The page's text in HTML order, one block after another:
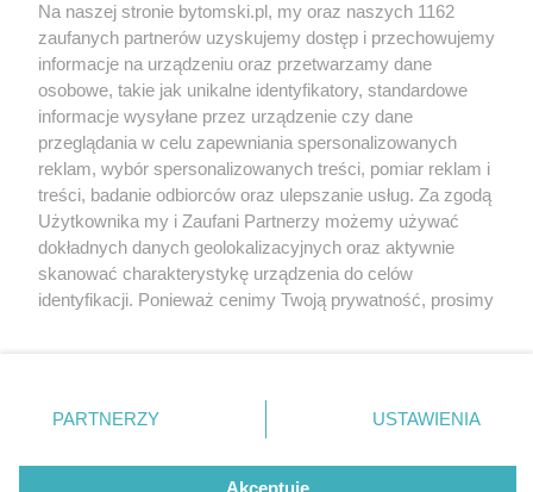
1 / 8
Gmach znajduje się w
północnej części
Śródmieścia
W bezpośrednim sąsiedztwie dawnego komitetu
znajduje się m.in. Bytomskie Centrum Kultury, II Liceum
Specjalistycznej. Z kolei nieopodal mieszczą się
Wydawca mediów lokalnych
Nie zapomnij
zapoznać się z:
polityką prywatności regulamin korzystania z portali
Twojemiasto
Piekary Śląskie
Chorzów
Tarnowskie Góry
Gliwice
Skontakuj sięz nami
Kontakt
Wydawca
Pogoda
Na naszej stronie bytomski.pl, my oraz naszych 1162
zaufanych partnerów uzyskujemy dostęp i przechowujemy
informacje na urządzeniu oraz przetwarzamy dane
osobowe, takie jak unikalne identyfikatory, standardowe
informacje wysyłane przez urządzenie czy dane
przeglądania w celu zapewniania spersonalizowanych
reklam, wybór spersonalizowanych treści, pomiar reklam i
treści, badanie odbiorców oraz ulepszanie usług. Za zgodą
Użytkownika my i Zaufani Partnerzy możemy używać
dokładnych danych geolokalizacyjnych oraz aktywnie
skanować charakterystykę urządzenia do celów
identyfikacji. Ponieważ cenimy Twoją prywatność, prosimy
prywatności znajdujący się w lewym dolnym rogu strony
. Niektóre rodzaje przetwarzania danych nie wymagają
zgody użytkownika, ale masz prawo sprzeciwić się
takiemu przetwarzaniu. Preferencje będą miały
PARTNERZY USTAWIENIA
Akceptuję